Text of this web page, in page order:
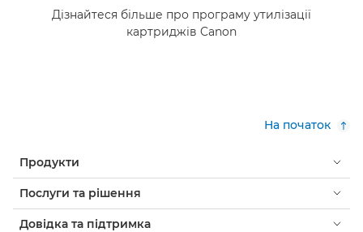
Дізнайтеся більше про програму утилізації
картриджів Canon
На початок
Продукти
Послуги та рішення
Довідка та підтримка